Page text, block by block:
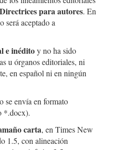
Directrices para autores. En
será aceptado a
e inéditoy no ha sido
u órganos editoriales, ni
en español ni en ningún
se envía en formato
*.docx).
carta, en Times New
1.5, con alineación